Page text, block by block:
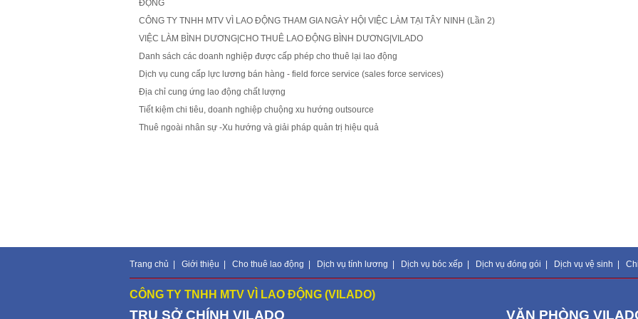
ĐỘNG
CÔNG TY TNHH MTV VÌ LAO ĐỘNG THAM GIA NGÀY HỘI VIỆC LÀM TẠI TÂY NINH (Lần 2)
VIỆC LÀM BÌNH DƯƠNG|CHO THUÊ LAO ĐỘNG BÌNH DƯƠNG|VILADO
Danh sách các doanh nghiệp được cấp phép cho thuê lại lao động
Dịch vụ cung cấp lực lương bán hàng - field force service (sales force services)
Địa chỉ cung ứng lao động chất lượng
Tiết kiệm chi tiêu, doanh nghiệp chuộng xu hướng outsource
Thuê ngoài nhân sự -Xu hướng và giải pháp quản trị hiệu quả
Trang chủ Giới thiệu Cho thuê lao động Dịch vụ tính lương Dịch vụ bóc xếp Dịch vụ đóng gói Dịch vụ vệ sinh
CÔNG TY TNHH MTV VÌ LAO ĐỘNG (VILADO)
TRỤ SỞ CHÍNH VILADO VĂN PHÒNG